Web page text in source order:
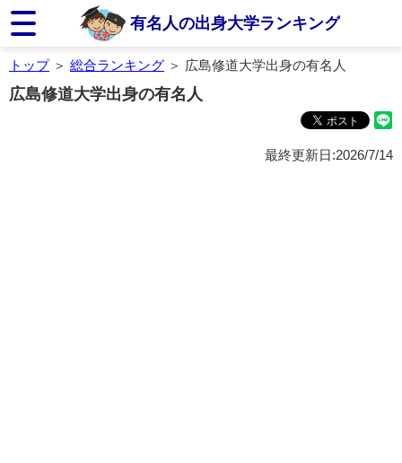
有名人の出身大学ランキング
トップ＞ 総合ランキング ＞ 広島修道大学出身の有名人
広島修道大学出身の有名人
最終更新日:2026/7/14